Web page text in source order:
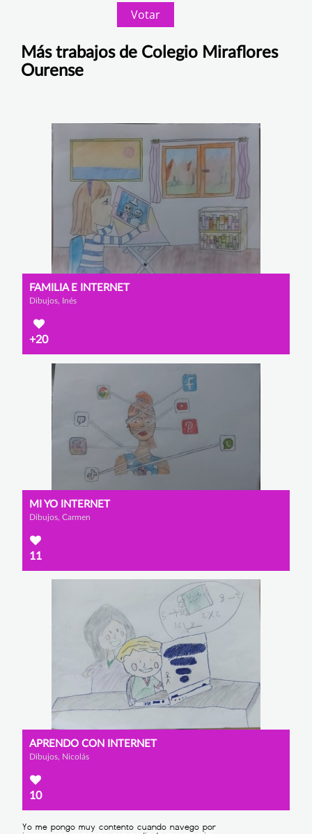
Votar
Más trabajos de Colegio Miraflores
Ourense
FAMILIA E INTERNET
Dibujos, Inés
+20
MI YO INTERNET
Dibujos, Carmen
11
APRENDO CON INTERNET
Dibujos, Nicolás
10